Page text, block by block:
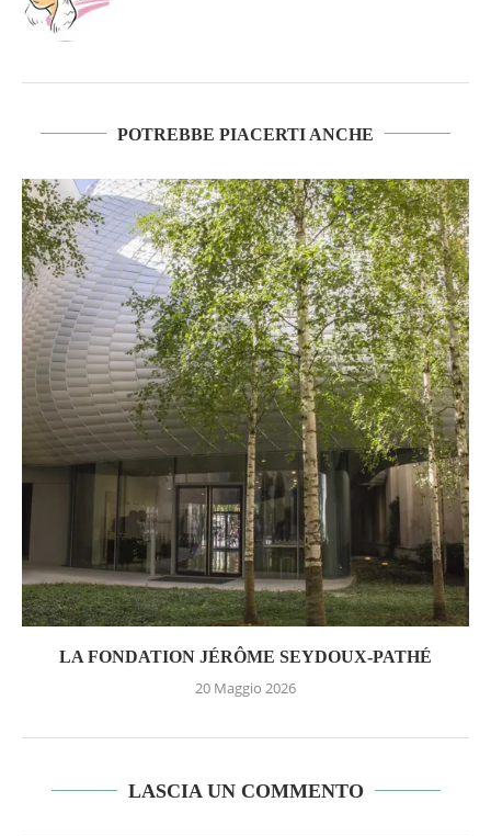
POTREBBE PIACERTI ANCHE
LA FONDATION JÉRÔME SEYDOUX-PATHÉ
20 Maggio 2026
LASCIA UN COMMENTO